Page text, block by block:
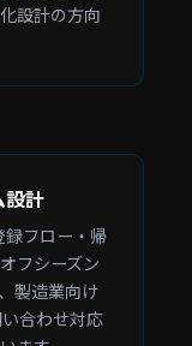
設計の方向
設計
録フロー・帰
フシーズン
製造業向け
合わせ対応